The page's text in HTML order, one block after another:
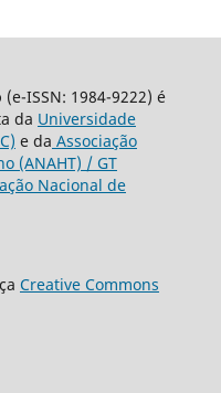
(e-ISSN: 1984-9222) é
da Universidade
e da Associação
(ANAHT) / GT
Nacional de
Creative Commons